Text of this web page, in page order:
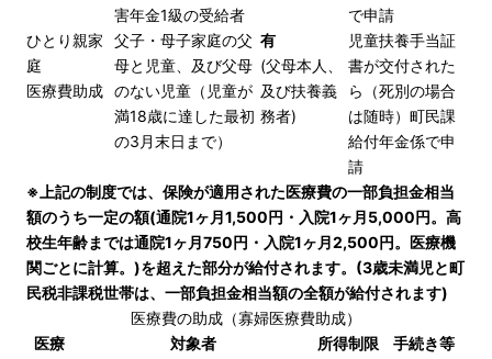
害年金1級の受給者
で申請
ひとり親家
庭
医療費助成
父子・母子家庭の父
母と児童、及び父母
のない児童（児童が
満18歳に達した最初
の3月末日まで）
有
(父母本人、
及び扶養義
務者)
児童扶養手当証
書が交付された
ら（死別の場合
は随時）町民課
給付年金係で申
請
※上記の制度では、保険が適用された医療費の一部負担金相当
額のうち一定の額(通院1ヶ月1,500円・入院1ヶ月5,000円。高
校生年齢までは通院1ヶ月750円・入院1ヶ月2,500円。医療機
関ごとに計算。)を超えた部分が給付されます。(3歳未満児と町
民税非課税世帯は、一部負担金相当額の全額が給付されます)
医療費の助成（寡婦医療費助成）
医療
対象者
所得制限
手続き等